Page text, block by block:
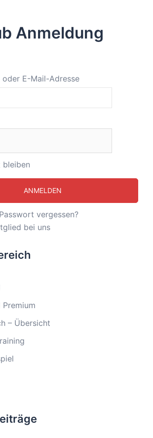
Anmeldung
oder E-Mail-Adresse
bleiben
vergessen?
bei uns
– Übersicht